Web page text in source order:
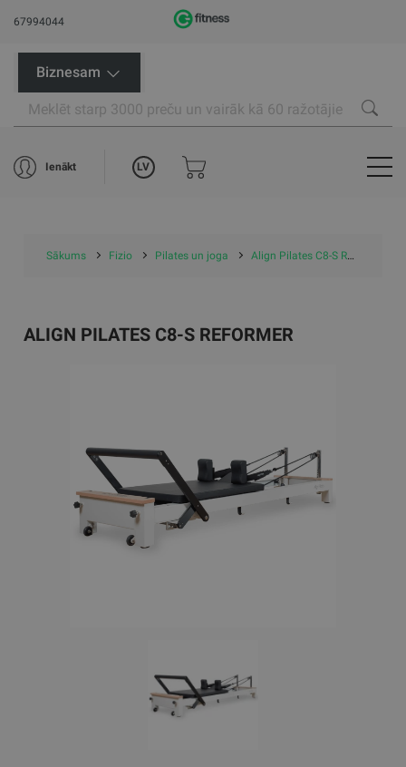
67994044
Biznesam
Ienākt LV
Sākums Fizio Pilates un joga Align Pilates C8-S Reformer
ALIGN PILATES C8-S REFORMER